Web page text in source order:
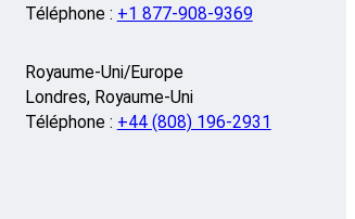
Téléphone : +1 877-908-9369
Royaume-Uni/Europe
Londres, Royaume-Uni
Téléphone : +44 (808) 196-2931